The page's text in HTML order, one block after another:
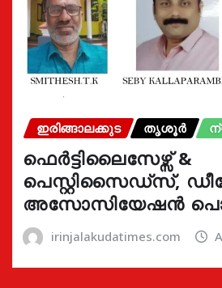
ഇരിങ്ങാലക്കുട തൃശൂർ
ഫെർട്ടിലൈസേഴ്സ് &
പെസ്റ്റിസൈഡ്സ്,
അസോസിയേഷൻ
irinjalakudatimes.com